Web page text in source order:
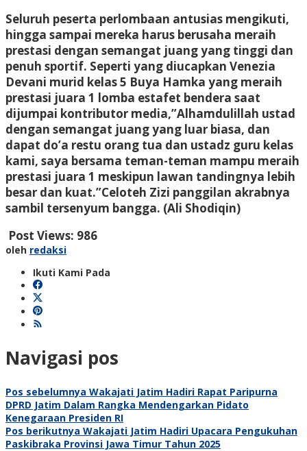
Seluruh peserta perlombaan antusias mengikuti,
hingga sampai mereka harus berusaha meraih
prestasi dengan semangat juang yang tinggi dan
penuh sportif. Seperti yang diucapkan Venezia
Devani murid kelas 5 Buya Hamka yang meraih
prestasi juara 1 lomba estafet bendera saat
dijumpai kontributor media,”Alhamdulillah ustad
dengan semangat juang yang luar biasa, dan
dapat do’a restu orang tua dan ustadz guru kelas
kami, saya bersama teman-teman mampu meraih
prestasi juara 1 meskipun lawan tandingnya lebih
besar dan kuat.”Celoteh Zizi panggilan akrabnya
sambil tersenyum bangga. (Ali Shodiqin)
Post Views: 986
oleh redaksi
Ikuti Kami Pada
Navigasi pos
Pos sebelumnya Wakajati Jatim Hadiri Rapat Paripurna
DPRD Jatim Dalam Rangka Mendengarkan Pidato
Kenegaraan Presiden RI
Pos berikutnya Wakajati Jatim Hadiri Upacara Pengukuhan
Paskibraka Provinsi Jawa Timur Tahun 2025